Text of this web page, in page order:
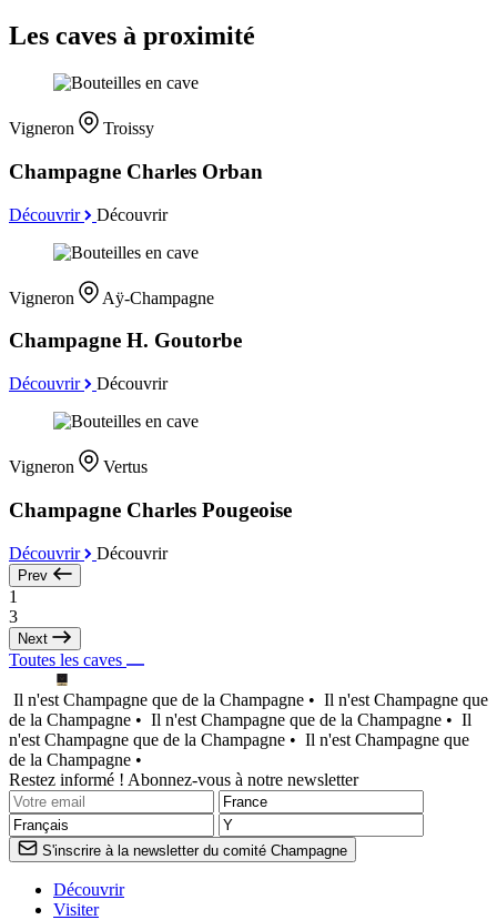
Les caves à proximité
Vigneron Troissy
Champagne Charles Orban
Découvrir Découvrir
Vigneron Aÿ-Champagne
Champagne H. Goutorbe
Découvrir Découvrir
Vigneron Vertus
Champagne Charles Pougeoise
Découvrir Découvrir
Prev
1
3
Next
Toutes les caves
Il n'est Champagne que de la Champagne • Il n'est Champagne que
de la Champagne • Il n'est Champagne que de la Champagne • Il
n'est Champagne que de la Champagne • Il n'est Champagne que
de la Champagne •
Restez informé ! Abonnez-vous à notre newsletter
S'inscrire à la newsletter du comité Champagne
Découvrir
Visiter